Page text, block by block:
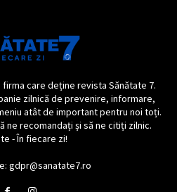
care deține revista Sănătate 7.
zilnică de prevenire, informare,
atât de important pentru noi toți.
ne recomandați și să ne citiți zilnic.
- În fiecare zi!
gdpr@sanatate7.ro